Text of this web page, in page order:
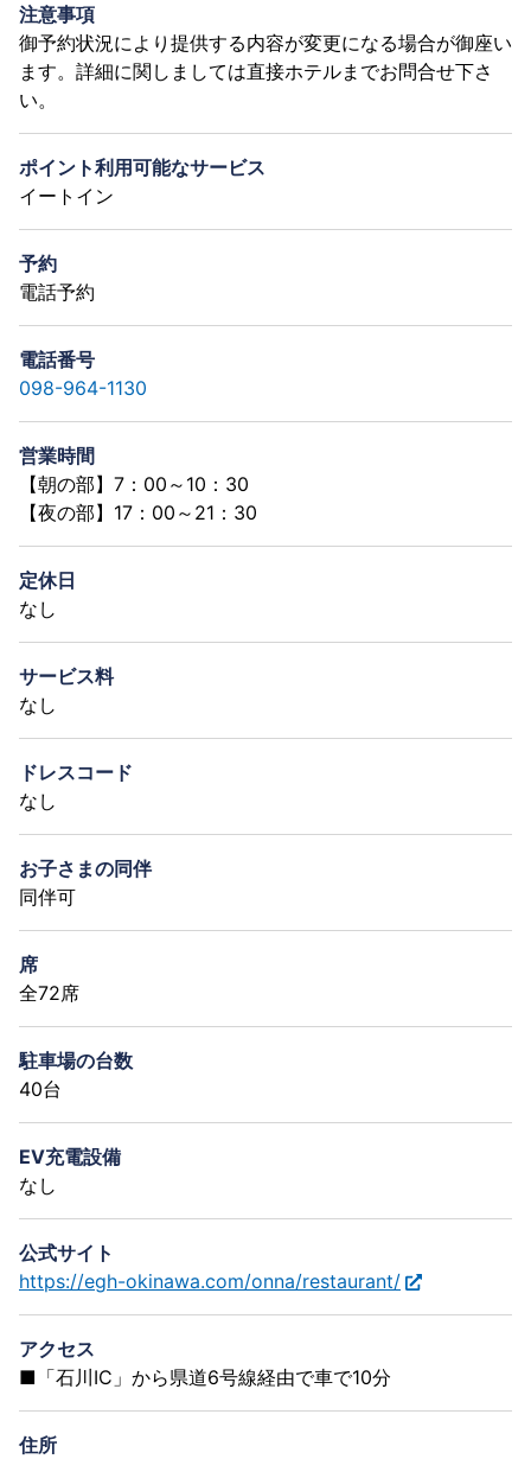
注意事項
御予約状況により提供する内容が変更になる場合が御座い
ます。詳細に関しましては直接ホテルまでお問合せ下さ
い。
ポイント利用可能なサービス
イートイン
予約
電話予約
電話番号
098-964-1130
営業時間
【朝の部】7：00～10：30
【夜の部】17：00～21：30
定休日
なし
サービス料
なし
ドレスコード
なし
お子さまの同伴
同伴可
席
全72席
駐車場の台数
40台
EV充電設備
なし
公式サイト
https://egh-okinawa.com/onna/restaurant/
アクセス
■「石川IC」から県道6号線経由で車で10分
住所